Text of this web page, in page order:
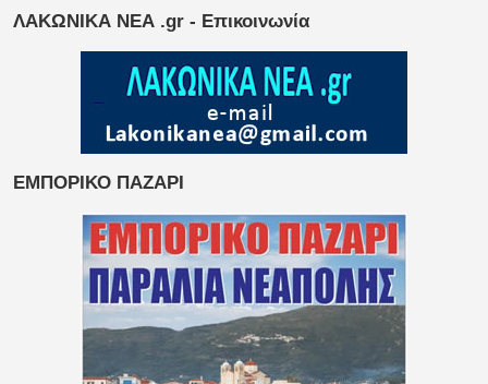
ΛΑΚΩΝΙΚΑ ΝΕΑ .gr - Επικοινωνία
ΕΜΠΟΡΙΚΟ ΠΑΖΑΡΙ